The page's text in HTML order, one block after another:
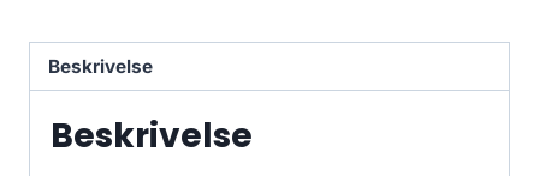
Beskrivelse
Beskrivelse